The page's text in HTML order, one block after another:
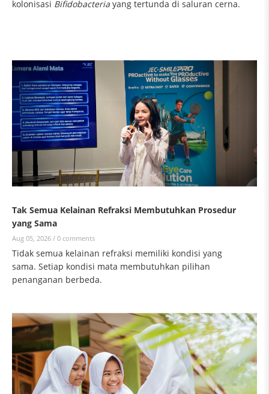
kolonisasi Bifidobacteria yang tertunda di saluran cerna.
Tak Semua Kelainan Refraksi Membutuhkan Prosedur
yang Sama
Aug 05, 2026 / 0 comments
Tidak semua kelainan refraksi memiliki kondisi yang
sama. Setiap kondisi mata membutuhkan pilihan
penanganan berbeda.